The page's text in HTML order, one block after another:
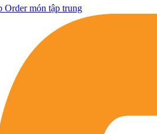
Order món tập trung